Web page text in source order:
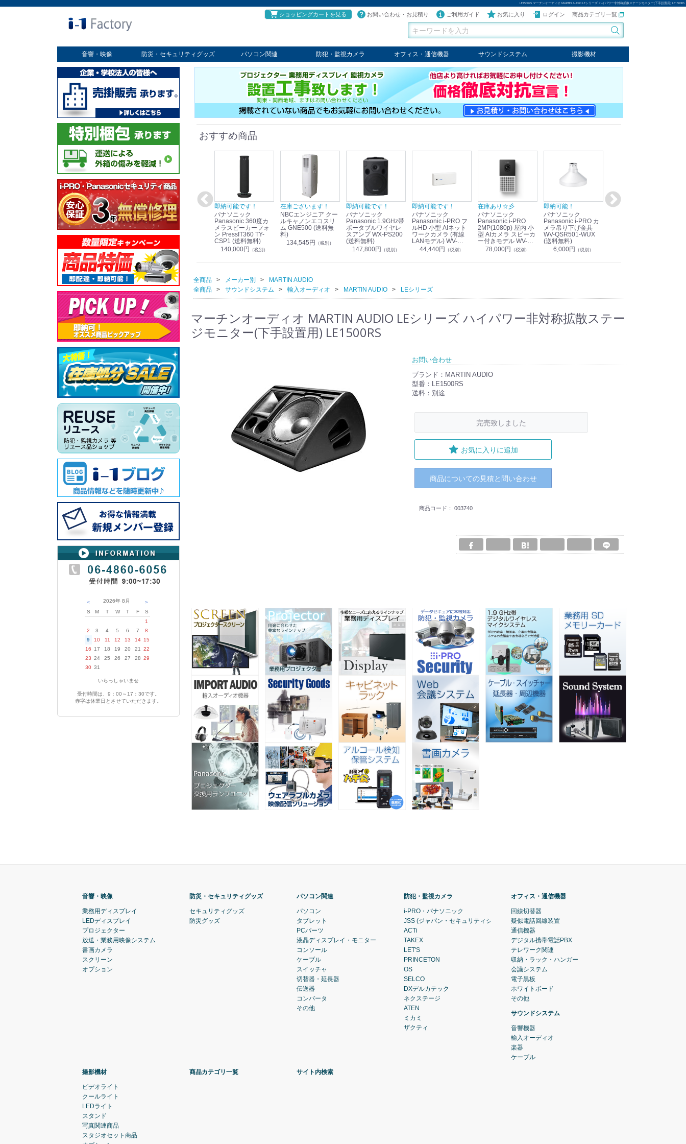
LE1500RS マーチンオーディオ MARTIN AUDIO LEシリーズ ハイパワー非対称拡散ステージモニター(下手設置用) LE1500RS
ショッピングカートを見る お問い合わせ・お見積り ご利用ガイド お気に入り ログイン 商品カテゴリ一覧
音響・映像
業務用ディスプレイ
プロジェクター
放送・業務用映像システム
書画カメラ
スクリーン
オプション
防災・セキュリティグッズ
セキュリティグッズ
防災グッズ
パソコン関連
パソコン
タブレット
PCパーツ
コンソール
ケーブル
切替器・延長器
伝送器
コンバータ
その他
防犯・監視カメラ
パナソニック
TAKEX
LET'S
JSS
SELCO
PRINCETON
OS
ネクステージ
ATEN
オフィス・通信機器
回線切替器
疑似電話回線装置
通信機器
デジタル携帯電話PBX
収納・ラック・ハンガー
会議システム
電子黒板
ホワイトボード
その他
サウンドシステム
音響機器
輸入オーディオ
楽器
ケーブル
撮影機材
ビデオライト
クールライト
LEDライト
スタンド
写真関連商品
スタジオセット商品
オプション
＜ 2026年 8月
＞
S
M T W T F
S
1
2
3 4 5 6 7
8
9
10 11 12 13 14 15
16
17 18 19 20 21
22
23 24 25 26 27 28 29
30 31
いらっしゃいませ
受付時間は、9：00～17：30です。
赤字は休業日とさせていただきます。
おすすめ商品
Panasonic i-PRO
2MP(1080p) 屋内 小
型 AIカメラ スピーカ
S71301-F2L (送料無
（税別）
即納可能！
パナソニック
Panasonic i-PRO カ
メラ吊り下げ金具
WV-QSR501-WUX
(送料無料)
6,000円（税別）
在庫あり！送料無料！
パナソニック
Panasonic リモコン
マイク (10局用) WR-
210A (送料無料)
39,000円
即納可能です！
パナソニック
Panasonic 360度カ
メラスピーカーフォ
ン PressIT360 TY-
CSP1 (送料無料)
140,000円 （税別）
在庫ございます！
NBCエンジニア クー
ルキャノンエコスリ
ム GNE500 (送料無
料)
134,545円
（税別）
即納可能です！
パナソニック
Panasonic 1.9GHz帯
ポータブルワイヤレ
スアンプ WX-PS200
(送料無料)
147,800円 （税別）
即納可能です！
パナソニック
Panasonic i-PRO フ
ルHD 小型 AIネット
ワークカメラ (有線
LANモデル) WV-
S7130UX (送料無料)
44,440円 （税別）
在庫あり☆彡
パナソニック
Panasonic i-PRO
2MP(1080p) 屋内 小
型 AIカメラ スピーカ
ー付きモデル WV-
S71301-F2L (送料無
78,000円 （税別）
即納可能！
パナソニック
Panasonic i-PRO カ
メラ吊り下げ金具
WV-QSR501-WUX
(送料無料)
6,000円 （税別）
全商品 メーカー別
MARTIN AUDIO
全商品
サウンドシステム 輸入オーディオ MARTIN AUDIO LEシリーズ
マーチンオーディオ MARTIN AUDIO LEシリーズ ハイパワー非対称拡散ステー
ジモニター(下手設置用) LE1500RS
お問い合わせ
ブランド：MARTIN AUDIO
型番：LE1500RS
送料：別途
完売致しました
お気に入りに追加
商品についての見積と問い合わせ
商品コード： 003740
音響・映像
業務用ディスプレイ
LEDディスプレイ
プロジェクター
放送・業務用映像システム
書画カメラ
スクリーン
オプション
防災・セキュリティグッズ
セキュリティグッズ
防災グッズ
パソコン関連
パソコン
タブレット
PCパーツ
液晶ディスプレイ・モニター
コンソール
ケーブル
スイッチャ
切替器・延長器
伝送器
コンバータ
その他
防犯・監視カメラ
i-PRO・パナソニック
JSS (ジャパン・セキュリティシステム)
ACTi
TAKEX
LET'S
PRINCETON
OS
SELCO
DXデルカテック
ネクステージ
ATEN
ミカミ
ザクティ
オフィス・通信機器
回線切替器
疑似電話回線装置
通信機器
デジタル携帯電話PBX
テレワーク関連
収納・ラック・ハンガー
会議システム
電子黒板
ホワイトボード
その他
サウンドシステム
音響機器
輸入オーディオ
楽器
ケーブル
撮影機材
ビデオライト
クールライト
LEDライト
スタンド
写真関連商品
スタジオセット商品
商品カテゴリ一覧 サイト内検索